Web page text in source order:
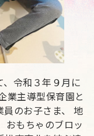
、令和３年９月に
業主導型保育園と
員のお子さま、 地
おもちゃのブロッ